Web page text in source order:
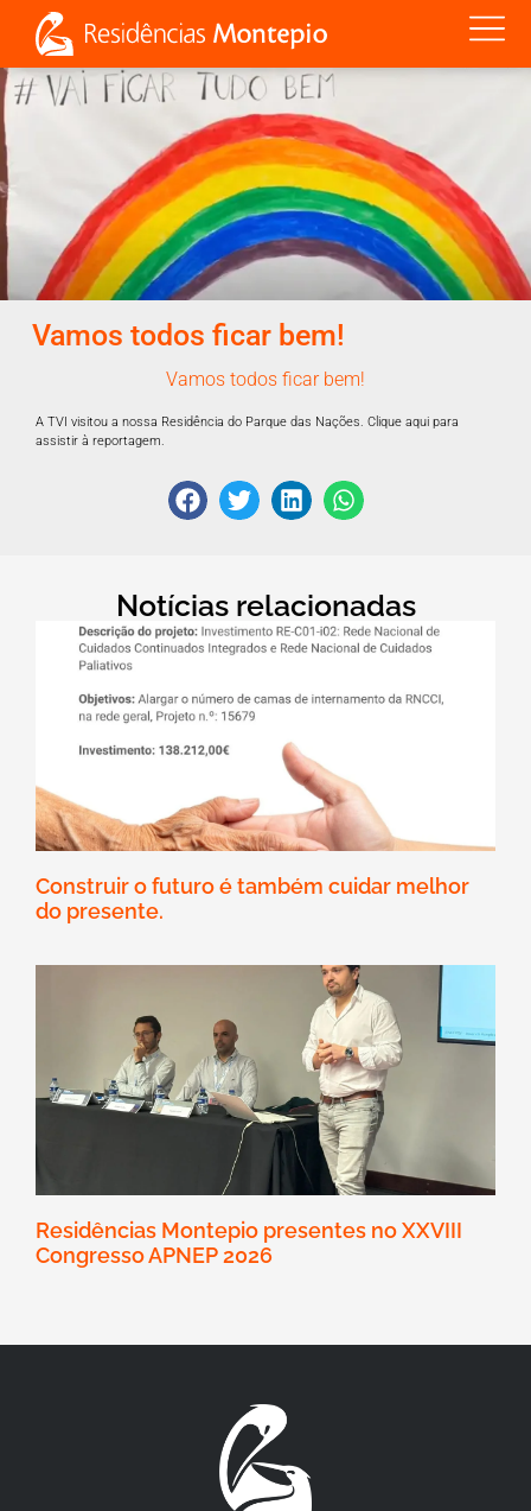
Vamos todos ficar bem!
Vamos todos ficar bem!
A TVI visitou a nossa Residência do Parque das Nações. Clique aqui para
assistir à reportagem.
Notícias relacionadas
Construir o futuro é também cuidar melhor
do presente.
Residências Montepio presentes no XXVIII
Congresso APNEP 2026